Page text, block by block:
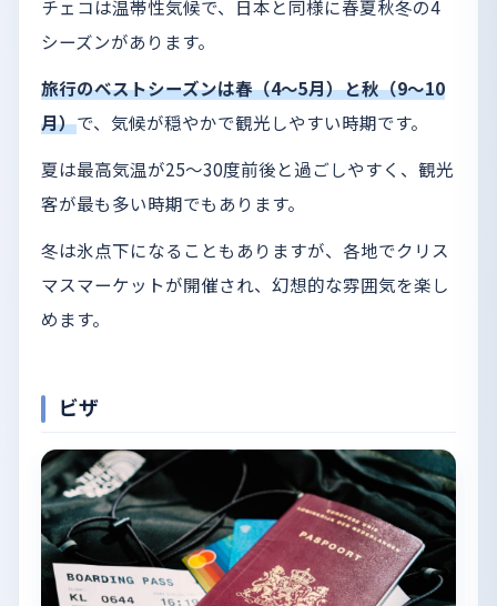
チェコは温帯性気候で、日本と同様に春夏秋冬の4
シーズンがあります。
旅行のベストシーズンは春（4〜5月）と秋（9〜10
月）で、気候が穏やかで観光しやすい時期です。
夏は最高気温が25〜30度前後と過ごしやすく、観光
客が最も多い時期でもあります。
冬は氷点下になることもありますが、各地でクリス
マスマーケットが開催され、幻想的な雰囲気を楽し
めます。
ビザ